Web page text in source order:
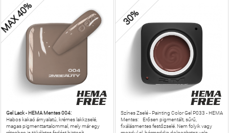
40%
Gel Lack - HEMA Mentes 004:
Habos kakaó árnyalatú, krémes lakkzselé,
magas pigmenttartalommal, mely már egy
30%
Színes Zselé - Painting Color Gel P033 - HEMA
Mentes: Erősen pigmentált, sűrű,
fixálásmentes festőzselé. Nem folyik vagy